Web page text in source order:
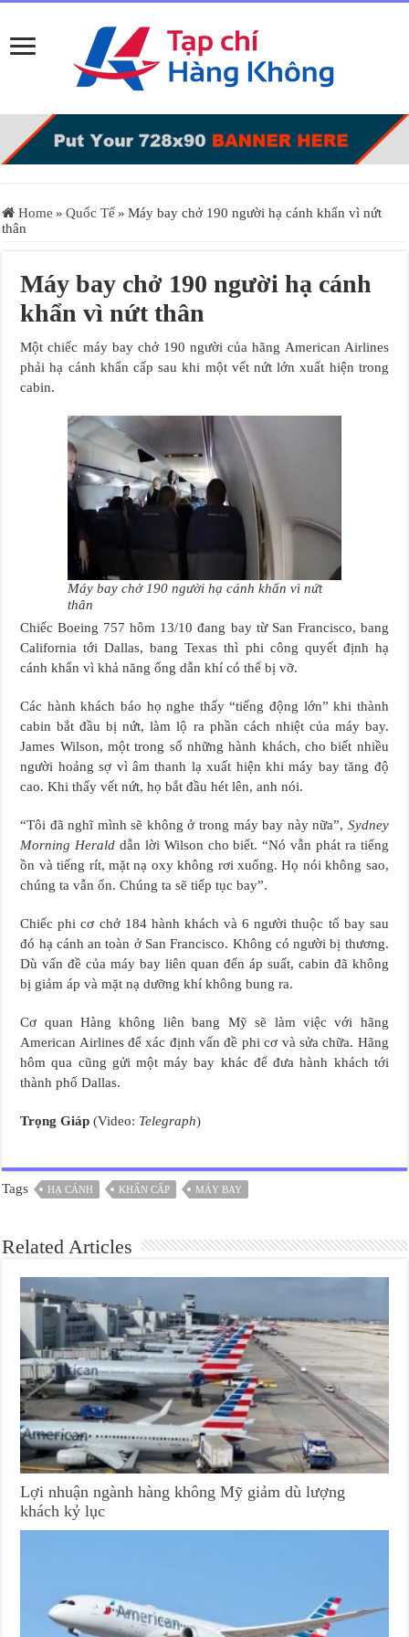
Home » Quốc Tế » Máy bay chở 190 người hạ cánh khẩn vì nứt
thân
Máy bay chở 190 người hạ cánh
khẩn vì nứt thân
Một chiếc máy bay chở 190 người của hãng American Airlines
phải hạ cánh khẩn cấp sau khi một vết nứt lớn xuất hiện trong
cabin.
Máy bay chở 190 người hạ cánh khẩn vì nứt
thân
Chiếc Boeing 757 hôm 13/10 đang bay từ San Francisco, bang
California tới Dallas, bang Texas thì phi công quyết định hạ
cánh khẩn vì khả năng ống dẫn khí có thể bị vỡ.
Các hành khách báo họ nghe thấy “tiếng động lớn” khi thành
cabin bắt đầu bị nứt, làm lộ ra phần cách nhiệt của máy bay.
James Wilson, một trong số những hành khách, cho biết nhiều
người hoảng sợ vì âm thanh lạ xuất hiện khi máy bay tăng độ
cao. Khi thấy vết nứt, họ bắt đầu hét lên, anh nói.
“Tôi đã nghĩ mình sẽ không ở trong máy bay này nữa”, Sydney
Morning Herald dẫn lời Wilson cho biết. “Nó vẫn phát ra tiếng
ồn và tiếng rít, mặt nạ oxy không rơi xuống. Họ nói không sao,
chúng ta vẫn ổn. Chúng ta sẽ tiếp tục bay”.
Chiếc phi cơ chở 184 hành khách và 6 người thuộc tổ bay sau
đó hạ cánh an toàn ở San Francisco. Không có người bị thương.
Dù vấn đề của máy bay liên quan đến áp suất, cabin đã không
bị giảm áp và mặt nạ dưỡng khí không bung ra.
Cơ quan Hàng không liên bang Mỹ sẽ làm việc với hãng
American Airlines để xác định vấn đề phi cơ và sửa chữa. Hãng
hôm qua cũng gửi một máy bay khác để đưa hành khách tới
thành phố Dallas.
Trọng Giáp(Video: Telegraph)
Tags HẠ CÁNH KHẨN CẤP MÁY BAY
Related Articles
Lợi nhuận ngành hàng không Mỹ giảm dù lượng
khách kỷ lục